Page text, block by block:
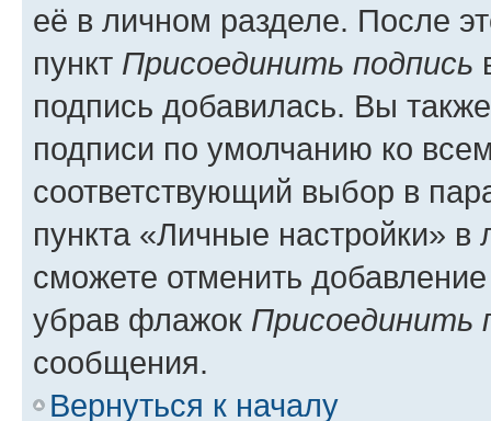
её в личном разделе. После
пункт Присоединить подпись
подпись добавилась. Вы
подписи по умолчанию ко
соответствующий выбор в
пункта «Личные настройки»
сможете отменить
убрав флажок Присоединить
сообщения.
Вернуться к началу